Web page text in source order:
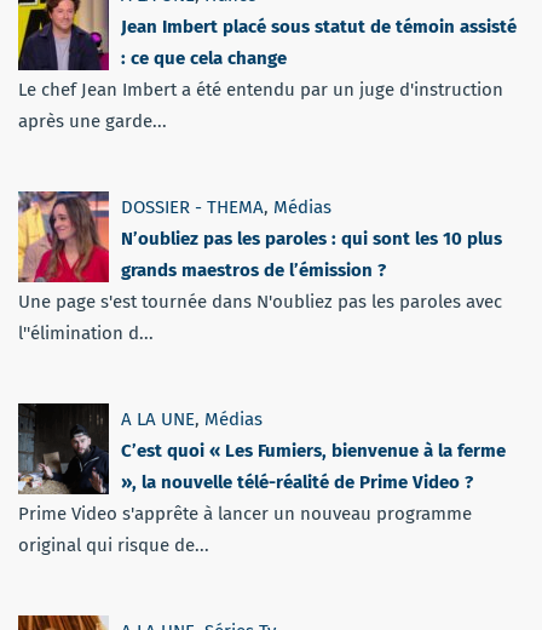
Jean Imbert placé sous statut de témoin assisté
: ce que cela change
Le chef Jean Imbert a été entendu par un juge d'instruction
après une garde...
DOSSIER - THEMA, Médias
N’oubliez pas les paroles : qui sont les 10 plus
grands maestros de l’émission ?
Une page s'est tournée dans N'oubliez pas les paroles avec
l''élimination d...
A LA UNE, Médias
C’est quoi « Les Fumiers, bienvenue à la ferme
», la nouvelle télé-réalité de Prime Video ?
Prime Video s'apprête à lancer un nouveau programme
original qui risque de...